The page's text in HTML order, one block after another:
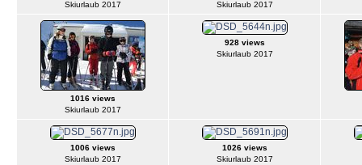
Skiurlaub 2017
Skiurlaub 2017
1016 views
Skiurlaub 2017
928 views
Skiurlaub 2017
1006 views
Skiurlaub 2017
1026 views
Skiurlaub 2017